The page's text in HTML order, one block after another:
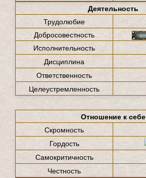
Деятельность
Трудолюбие
Добросовестность
Исполнительность
Дисциплина
Ответственность
Целеустремленность
Отношение к себе
Скромность
Гордость
Самокритичность
Честность